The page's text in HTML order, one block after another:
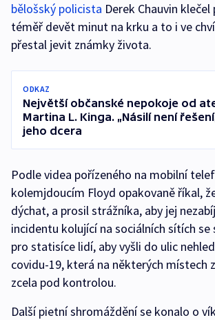
bělošský policista Derek Chauvin
téměř devět minut na krku a to i ve
přestal jevit známky života.
ODKAZ
Největší občanské nepokoje od
Martina L. Kinga. „Násilí není
jeho dcera
Podle videa pořízeného na mobilní
kolemjdoucím Floyd opakovaně říkal,
dýchat, a prosil strážníka, aby jej
incidentu kolující na sociálních sítích se
pro statisíce lidí, aby vyšli do ulic
covidu-19, která na některých místech
zcela pod kontrolou.
Další pietní shromáždění se konalo o